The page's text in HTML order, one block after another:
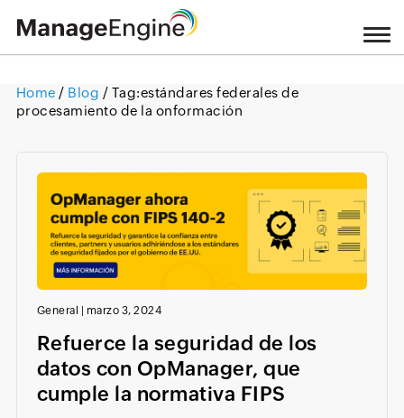
Home / Blog / Tag:estándares federales de
procesamiento de la onformación
General marzo 3, 2024
Refuerce la seguridad de los
datos con OpManager, que
cumple la normativa FIPS